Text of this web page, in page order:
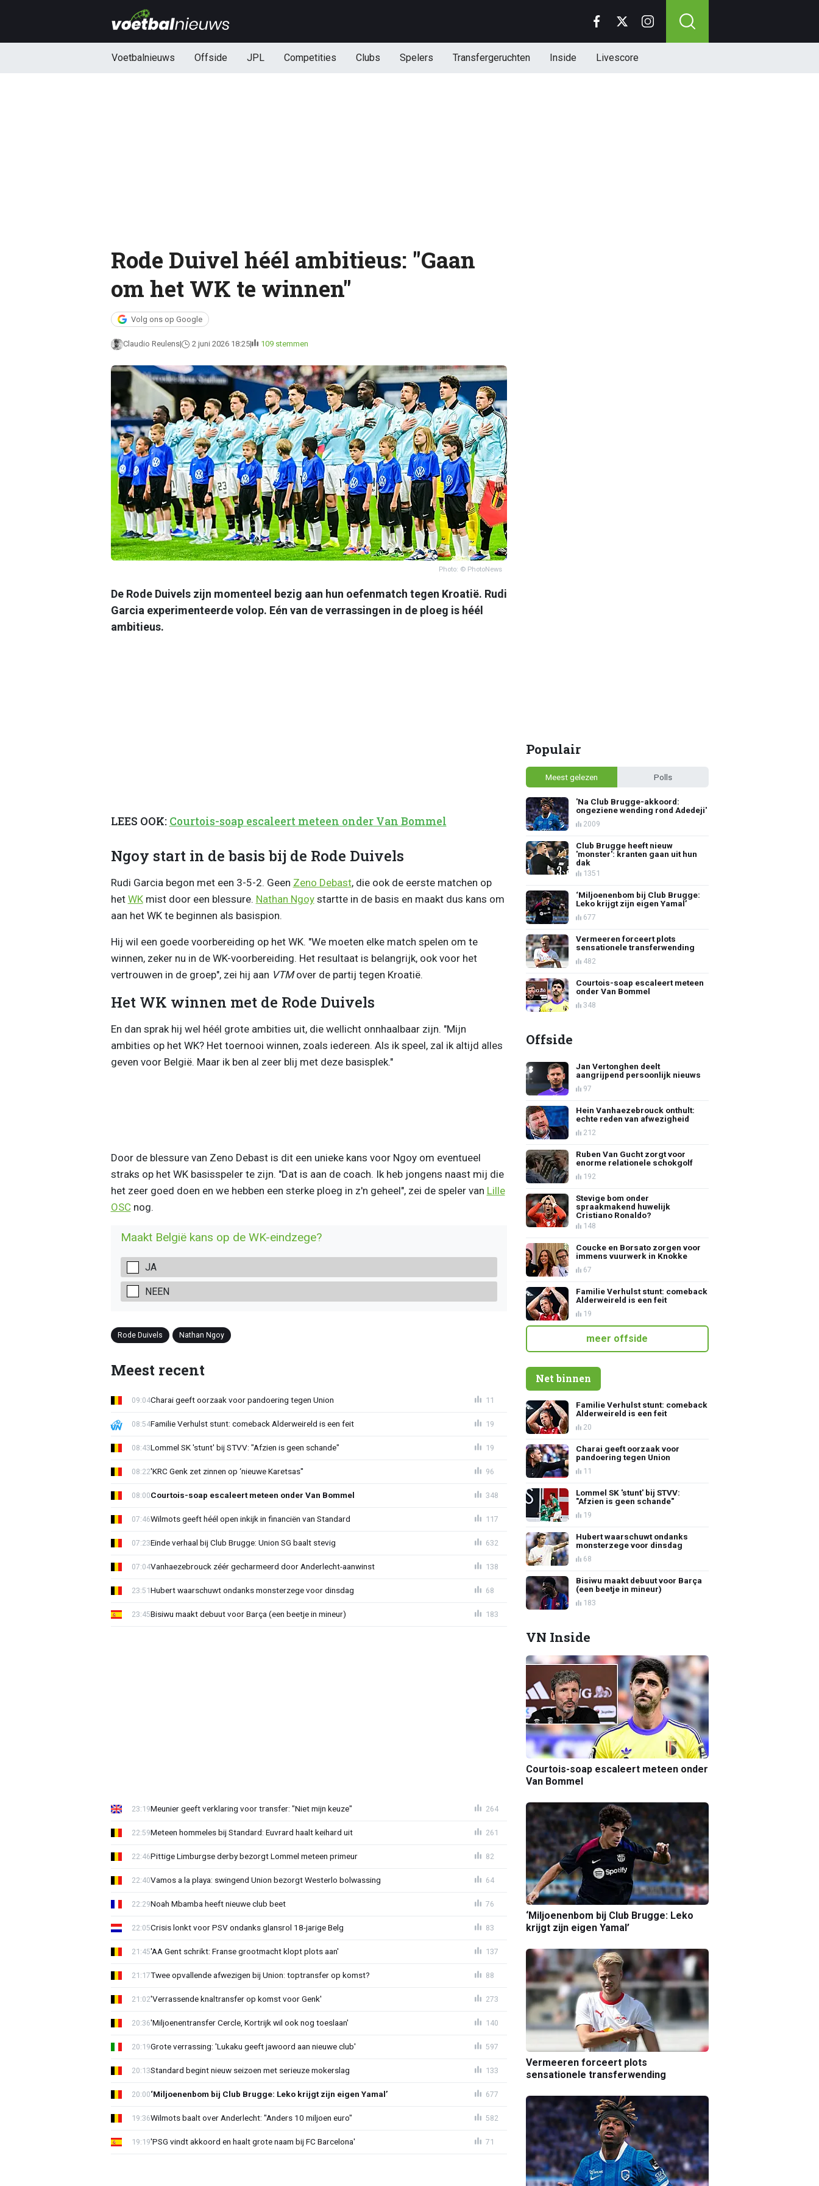
Voetbalnieuws Offside JPL Competities Clubs Spelers Transfergeruchten Inside Livescore
Rode Duivel héél ambitieus: "Gaan
om het WK te winnen"
Volg ons op Google
Claudio Reulens 2 juni 2026 18:25 109 stemmen
Photo: © PhotoNews
De Rode Duivels zijn momenteel bezig aan hun oefenmatch tegen Kroatië. Rudi
Garcia experimenteerde volop. Eén van de verrassingen in de ploeg is héél
ambitieus.
LEES OOK: Courtois-soap escaleert meteen onder Van Bommel
Ngoy start in de basis bij de Rode Duivels
Rudi Garcia begon met een 3-5-2. Geen Zeno Debast, die ook de eerste matchen op
het WKmist door een blessure. Nathan Ngoystartte in de basis en maakt dus kans om
aan het WK te beginnen als basispion.
Hij wil een goede voorbereiding op het WK. "We moeten elke match spelen om te
winnen, zeker nu in de WK-voorbereiding. Het resultaat is belangrijk, ook voor het
vertrouwen in de groep", zei hij aan VTMover de partij tegen Kroatië.
Het WK winnen met de Rode Duivels
En dan sprak hij wel héél grote ambities uit, die wellicht onnhaalbaar zijn. "Mijn
ambities op het WK? Het toernooi winnen, zoals iedereen. Als ik speel, zal ik altijd alles
geven voor België. Maar ik ben al zeer blij met deze basisplek."
Door de blessure van Zeno Debast is dit een unieke kans voor Ngoy om eventueel
straks op het WK basisspeler te zijn. "Dat is aan de coach. Ik heb jongens naast mij die
het zeer goed doen en we hebben een sterke ploeg in z'n geheel", zei de speler van Lille
OSCnog.
Maakt België kans op de WK-eindzege?
JA
NEEN
Rode Duivels Nathan Ngoy
Meest recent
Charai geeft oorzaak voor pandoering tegen Union
09:04 11
Familie Verhulst stunt: comeback Alderweireld is een feit
08:54 19
Lommel SK 'stunt' bij STVV: "Afzien is geen schande"
08:43 19
'KRC Genk zet zinnen op ‘nieuwe Karetsas''
08:22 96
Courtois-soap escaleert meteen onder Van Bommel
08:00 348
Wilmots geeft héél open inkijk in financiën van Standard
07:46 117
Einde verhaal bij Club Brugge: Union SG baalt stevig
07:23 632
Vanhaezebrouck zéér gecharmeerd door Anderlecht-aanwinst
07:04 138
Hubert waarschuwt ondanks monsterzege voor dinsdag
23:51 68
Bisiwu maakt debuut voor Barça (een beetje in mineur)
23:45 183
Meunier geeft verklaring voor transfer: "Niet mijn keuze"
23:19 264
Meteen hommeles bij Standard: Euvrard haalt keihard uit
22:59 261
Pittige Limburgse derby bezorgt Lommel meteen primeur
22:46 82
Vamos a la playa: swingend Union bezorgt Westerlo bolwassing
22:40 64
Noah Mbamba heeft nieuwe club beet
22:29 76
Crisis lonkt voor PSV ondanks glansrol 18-jarige Belg
22:05 83
'AA Gent schrikt: Franse grootmacht klopt plots aan'
21:45 137
Twee opvallende afwezigen bij Union: toptransfer op komst?
21:17 88
'Verrassende knaltransfer op komst voor Genk'
21:02 273
'Miljoenentransfer Cercle, Kortrijk wil ook nog toeslaan'
20:36 140
Grote verrassing: 'Lukaku geeft jawoord aan nieuwe club'
20:19 597
Standard begint nieuw seizoen met serieuze mokerslag
20:13 133
‘Miljoenenbom bij Club Brugge: Leko krijgt zijn eigen Yamal’
20:00 677
Wilmots baalt over Anderlecht: "Anders 10 miljoen euro"
19:36 582
'PSG vindt akkoord en haalt grote naam bij FC Barcelona'
19:19 71
Populair
Meest gelezen Polls
'Na Club Brugge-akkoord:
ongeziene wending rond Adedeji'
2009
Club Brugge heeft nieuw
'monster': kranten gaan uit hun
dak
1351
‘Miljoenenbom bij Club Brugge:
Leko krijgt zijn eigen Yamal’
677
Vermeeren forceert plots
sensationele transferwending
482
Courtois-soap escaleert meteen
onder Van Bommel
348
Offside
Jan Vertonghen deelt
aangrijpend persoonlijk nieuws
97
Hein Vanhaezebrouck onthult:
echte reden van afwezigheid
212
Ruben Van Gucht zorgt voor
enorme relationele schokgolf
192
Stevige bom onder
spraakmakend huwelijk
Cristiano Ronaldo?
148
Coucke en Borsato zorgen voor
immens vuurwerk in Knokke
67
Familie Verhulst stunt: comeback
Alderweireld is een feit
19
meer offside
Net binnen
Familie Verhulst stunt: comeback
Alderweireld is een feit
20
Charai geeft oorzaak voor
pandoering tegen Union
11
Lommel SK 'stunt' bij STVV:
"Afzien is geen schande"
19
Hubert waarschuwt ondanks
monsterzege voor dinsdag
68
Bisiwu maakt debuut voor Barça
(een beetje in mineur)
183
VN Inside
Courtois-soap escaleert meteen onder
Van Bommel
‘Miljoenenbom bij Club Brugge: Leko
krijgt zijn eigen Yamal’
Vermeeren forceert plots
sensationele transferwending